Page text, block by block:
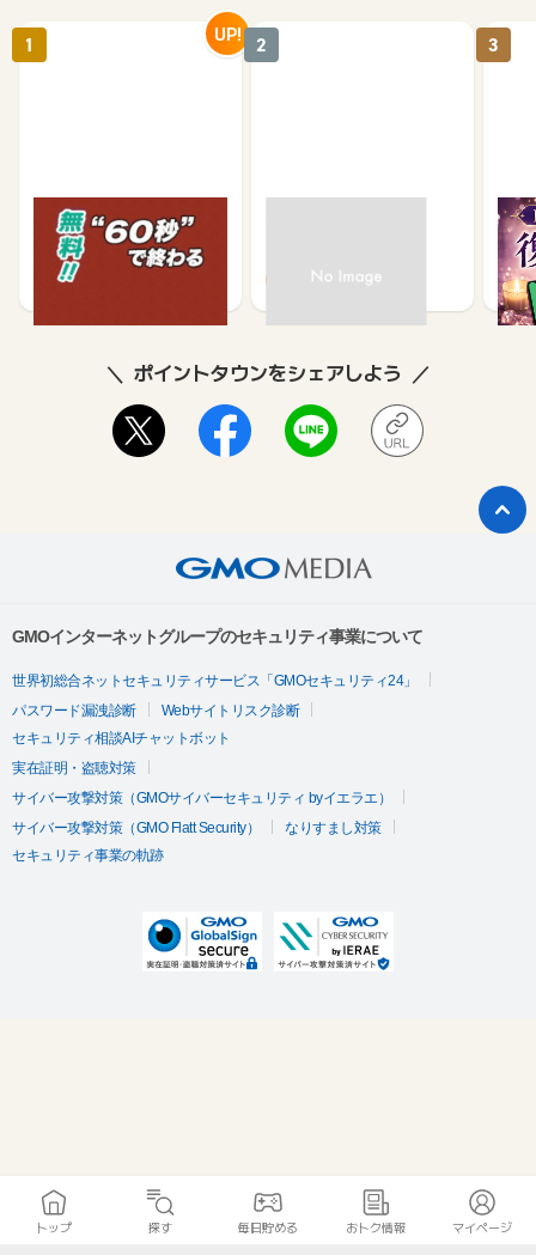
【無料・60秒で終わる】
資産形成に関するアンケ
ート
675 1,200
1 UP!
64
2
復
ケー
3
ポイントタウンをシェアしよう
GMOインターネットグループのセキュリティ事業について
世界初総合ネットセキュリティサービス「GMOセキュリティ24」
パスワード漏洩診断
Webサイトリスク診断
セキュリティ相談AIチャットボット
実在証明・盗聴対策
サイバー攻撃対策（GMOサイバーセキュリティ byイエラエ）
サイバー攻撃対策（GMO Flatt Security）
なりすまし対策
セキュリティ事業の軌跡
トップ 探す 毎日貯める おトク情報 マイページ